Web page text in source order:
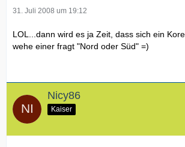
31. Juli 2008 um 19:12
LOL...dann wird es ja Zeit, dass sich ein
wehe einer fragt "Nord oder Süd" =)
Nicy86
Kaiser